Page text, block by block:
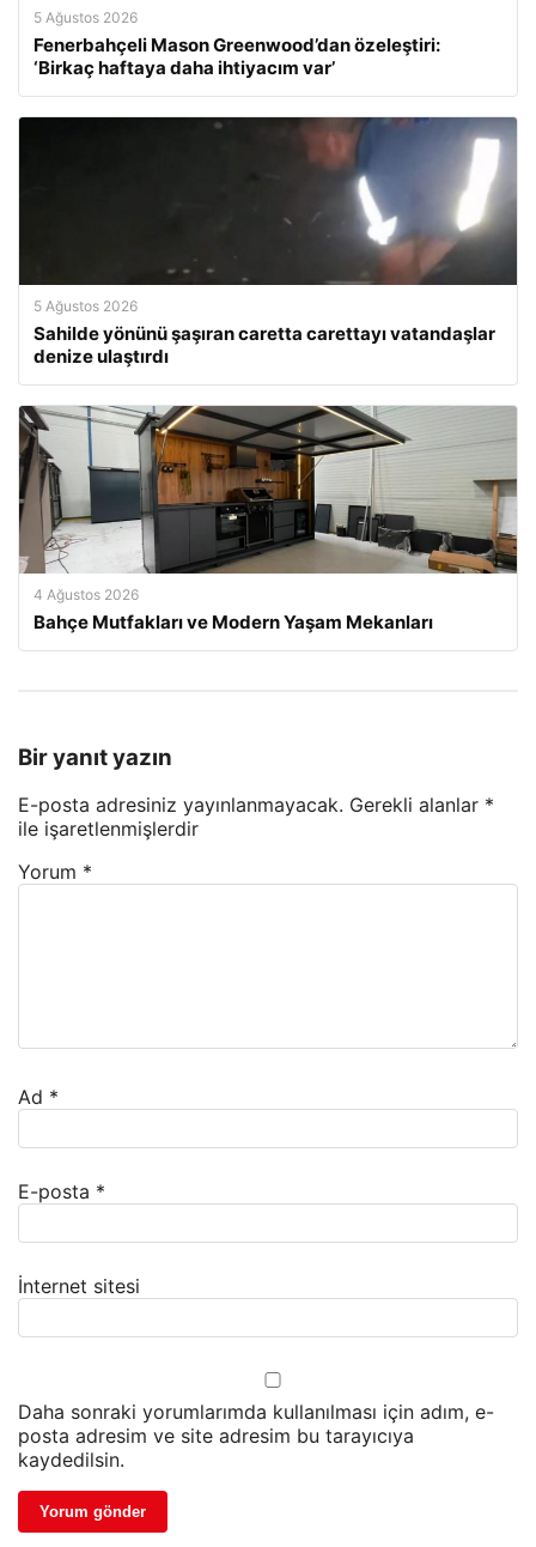
5 Ağustos 2026
Fenerbahçeli Mason Greenwood’dan özeleştiri:
‘Birkaç haftaya daha ihtiyacım var’
5 Ağustos 2026
Sahilde yönünü şaşıran caretta carettayı vatandaşlar
denize ulaştırdı
4 Ağustos 2026
Bahçe Mutfakları ve Modern Yaşam Mekanları
Bir yanıt yazın
E-posta adresiniz yayınlanmayacak. Gerekli alanlar *
ile işaretlenmişlerdir
Yorum *
Ad *
E-posta *
İnternet sitesi
Daha sonraki yorumlarımda kullanılması için adım, e-
posta adresim ve site adresim bu tarayıcıya
kaydedilsin.